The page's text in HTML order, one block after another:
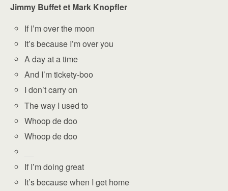
Jimmy Buffet et Mark Knopfler
If I’m over the moon
It’s because I’m over you
A day at a time
And I’m tickety-boo
I don’t carry on
The way I used to
Whoop de doo
Whoop de doo
If I’m doing great
It’s because when I get home